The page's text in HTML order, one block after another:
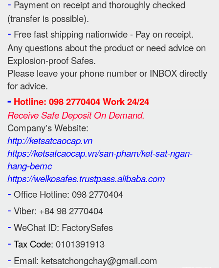
Payment on receipt and thoroughly checked
(transfer is possible).
- Free fast shipping nationwide - Pay on receipt.
Any questions about the product or need advice on
Explosion-proof Safes.
Please leave your phone number or INBOX directly
for advice.
- Hotline: 098 2770404 Work 24/24
Receive Safe Deposit On Demand.
Company's Website:
http://ketsatcaocap.vn
https://ketsatcaocap.vn/san-pham/ket-sat-ngan-
hang-bemc
https://welkosafes.trustpass.alibaba.com
- Office Hotline: 098 2770404
- Viber: +84 98 2770404
- WeChat ID: FactorySafes
- Tax Code: 0101391913
- Email: ketsatchongchay@gmail.com